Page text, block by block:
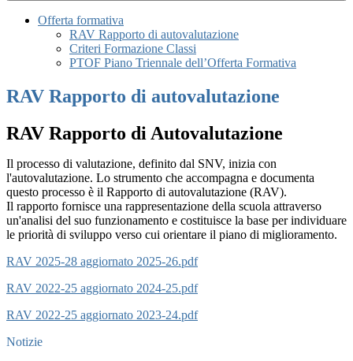
Offerta formativa
RAV Rapporto di autovalutazione
Criteri Formazione Classi
PTOF Piano Triennale dell’Offerta Formativa
RAV Rapporto di autovalutazione
RAV Rapporto di Autovalutazione
Il processo di valutazione, definito dal SNV, inizia con
l'autovalutazione. Lo strumento che accompagna e documenta
questo processo è il Rapporto di autovalutazione (RAV).
Il rapporto fornisce una rappresentazione della scuola attraverso
un'analisi del suo funzionamento e costituisce la base per individuare
le priorità di sviluppo verso cui orientare il piano di miglioramento.
RAV 2025-28 aggiornato 2025-26.pdf
RAV 2022-25 aggiornato 2024-25.pdf
RAV 2022-25 aggiornato 2023-24.pdf
Notizie